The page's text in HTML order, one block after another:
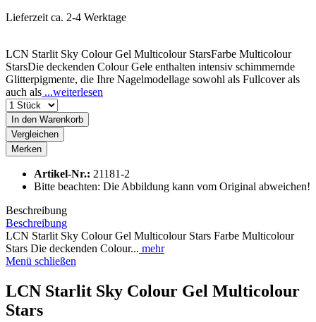
Lieferzeit ca. 2-4 Werktage
LCN Starlit Sky Colour Gel Multicolour StarsFarbe Multicolour
StarsDie deckenden Colour Gele enthalten intensiv schimmernde
Glitterpigmente, die Ihre Nagelmodellage sowohl als Fullcover als
auch als ...weiterlesen
In den Warenkorb
Vergleichen
Merken
Artikel-Nr.: 21181-2
Bitte beachten: Die Abbildung kann vom Original abweichen!
Beschreibung
Beschreibung
LCN Starlit Sky Colour Gel Multicolour Stars Farbe Multicolour
Stars Die deckenden Colour... mehr
Menü schließen
LCN Starlit Sky Colour Gel Multicolour
Stars